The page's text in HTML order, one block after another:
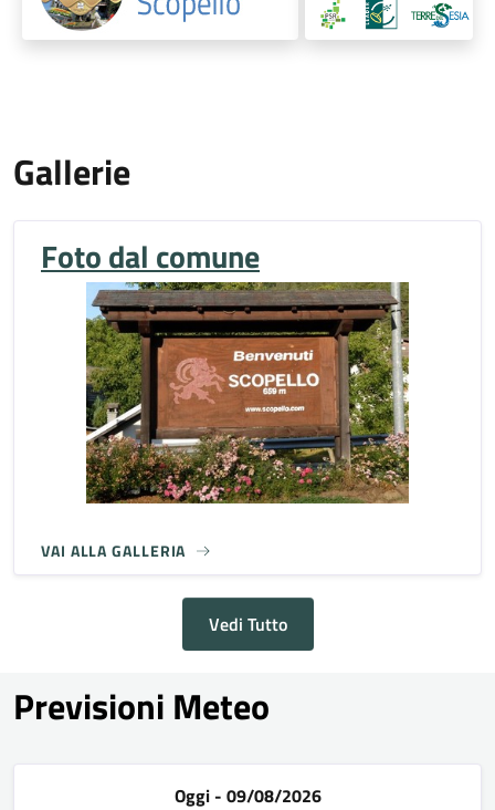
Gallerie
Foto dal comune
VAI ALLA GALLERIA
Vedi Tutto
Previsioni Meteo
Oggi - 09/08/2026